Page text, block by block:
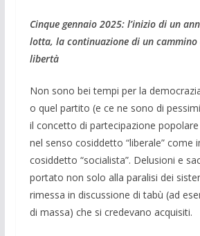
Cinque gennaio 2025: l’inizio di un
lotta, la continuazione di un cammino
libertà
Non sono bei tempi per la
o quel partito (e ce ne sono di
il concetto di partecipazione
nel senso cosiddetto “liberale” come
cosiddetto “socialista”. Delusioni e
portato non solo alla paralisi dei
rimessa in discussione di tabù (ad
di massa) che si credevano acquisiti.